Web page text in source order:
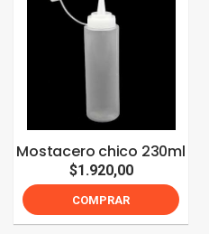
Mostacero chico 230ml
$1.920,00
COMPRAR